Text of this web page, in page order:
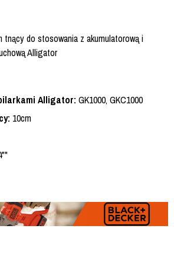
tnący do stosowania z akumulatorową i
Alligator
Alligator: GK1000, GKC1000
10cm